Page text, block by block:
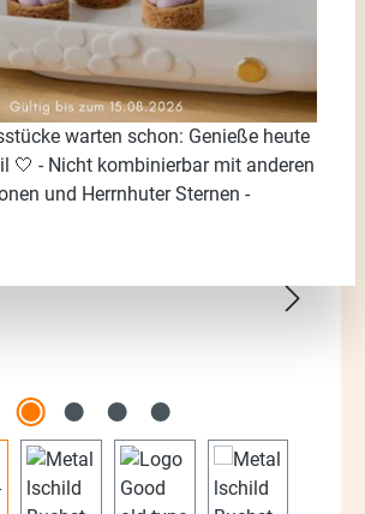
warten schon: Genieße heute
🤍 - Nicht kombinierbar mit anderen
und Herrnhuter Sternen -